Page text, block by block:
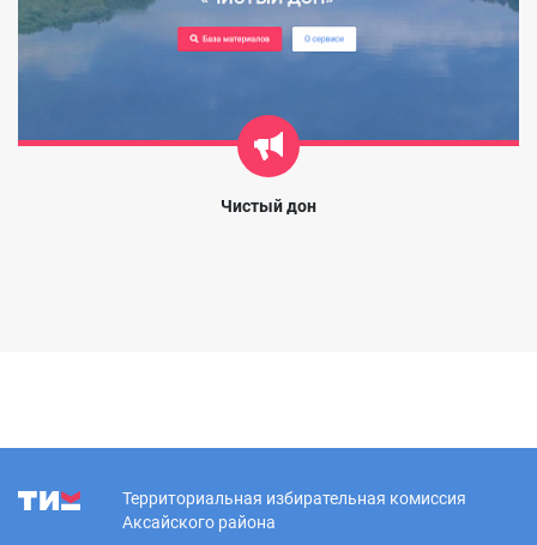
Чистый дон
Территориальная избирательная комиссия
Аксайского района